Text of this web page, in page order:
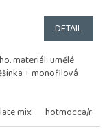
DETAIL
materiál: umělé
+ monofilová
mix hotmocca/